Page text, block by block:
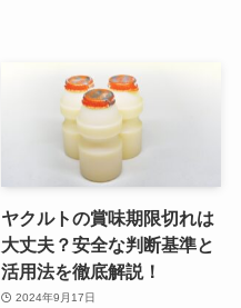
ヤクルトの賞味期限切れは
大丈夫？安全な判断基準と
活用法を徹底解説！
2024年9月17日